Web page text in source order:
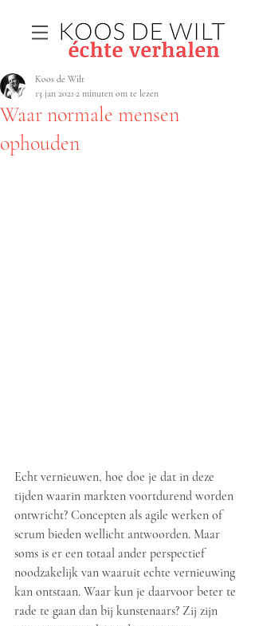
Waar normale mensen
ophouden
Koos de Wilt
13 jan 2021 2 minuten om te lezen
​​Echt vernieuwen, hoe doe je dat in deze
tijden waarin markten voortdurend worden
ontwricht? Concepten als agile werken of
scrum bieden wellicht antwoorden. Maar
soms is er een totaal ander perspectief
noodzakelijk van waaruit echte vernieuwing
kan ontstaan. Waar kun je daarvoor beter te
rade te gaan dan bij kunstenaars? Zij zijn